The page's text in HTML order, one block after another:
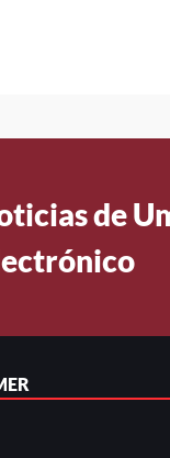
de